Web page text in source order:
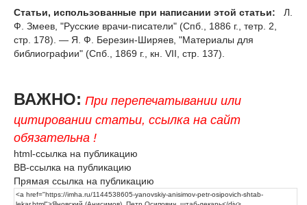
Статьи, использованные при написании этой статьи:
Л.
Ф. Змеев, "Русские врачи-писатели" (Спб., 1886 г., тетр. 2,
стр. 178). — Я. Ф. Березин-Ширяев, "Материалы для
библиографии" (Спб., 1869 г., кн. VII, стр. 137).
ВАЖНО: При перепечатывании или
цитировании статьи, ссылка на сайт
обязательна !
html-ссылка на публикацию
BB-ссылка на публикацию
Прямая ссылка на публикацию